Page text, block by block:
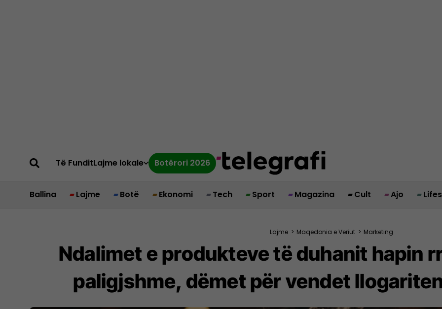
Të FunditLajme lokale Botërori 2026
Ballina Lajme Botë Ekonomi Tech Sport Magazina Cult Ajo
Lajme > Maqedonia e Veriut > Marketing
Ndalimet e produkteve të duhanit hapin
paligjshme, dëmet për vendet